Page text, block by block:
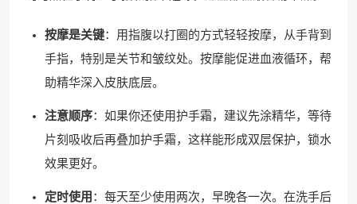
按摩是关键：用指腹以打圈的方式轻轻按摩，从手背到
手指，特别是关节和皱纹处。按摩能促进血液循环，帮
助精华深入皮肤底层。
注意顺序：如果你还使用护手霜，建议先涂精华，等待
片刻吸收后再叠加护手霜，这样能形成双层保护，锁水
效果更好。
定时使用 ：每天至少使用两次，早晚各一次。在洗手后